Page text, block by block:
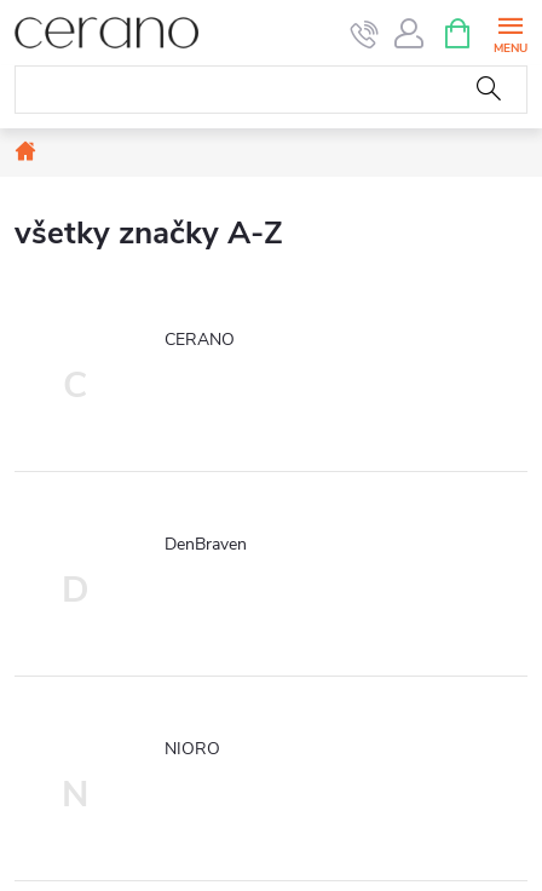
Prejsť
na
obsah
KOŠÍK
všetky značky A-Z
C
CERANO
D
DenBraven
N
NIORO